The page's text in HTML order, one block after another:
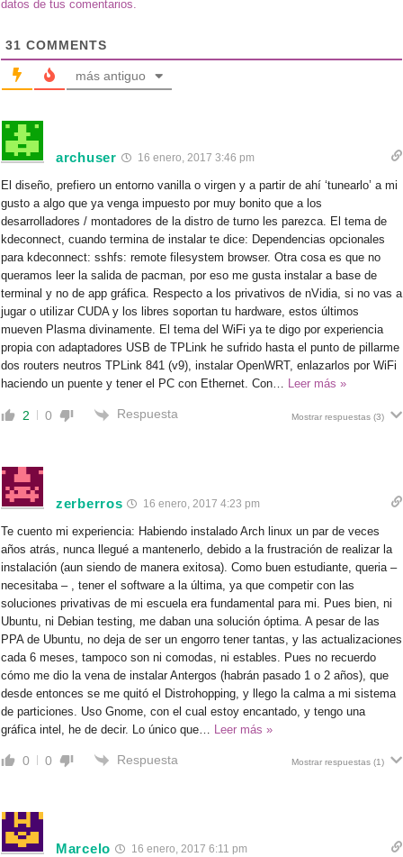
datos de tus comentarios.
31 COMMENTS
más antiguo
archuser 16 enero, 2017 3:46 pm
El diseño, prefiero un entorno vanilla o virgen y a partir de ahí ‘tunearlo’ a mi
gusto a algo que ya venga impuesto por muy bonito que a los
desarrolladores / montadores de la distro de turno les parezca. El tema de
kdeconnect, cuando termina de instalar te dice: Dependencias opcionales
para kdeconnect: sshfs: remote filesystem browser. Otra cosa es que no
queramos leer la salida de pacman, por eso me gusta instalar a base de
terminal y no de app gráfica. Respecto a los privativos de nVidia, si no vas a
jugar o utilizar CUDA y los libres soportan tu hardware, estos últimos
mueven Plasma divinamente. El tema del WiFi ya te digo por experiencia
propia con adaptadores USB de TPLink he sufrido hasta el punto de pillarme
dos routers neutros TPLink 841 (v9), instalar OpenWRT, enlazarlos por WiFi
haciendo un puente y tener el PC con Ethernet. Con… Leer más »
2 0 Respuesta Mostrar respuestas (3)
zerberros 16 enero, 2017 4:23 pm
Te cuento mi experiencia: Habiendo instalado Arch linux un par de veces
años atrás, nunca llegué a mantenerlo, debido a la frustración de realizar la
instalación (aun siendo de manera exitosa). Como buen estudiante, queria –
necesitaba – , tener el software a la última, ya que competir con las
soluciones privativas de mi escuela era fundamental para mi. Pues bien, ni
Ubuntu, ni Debian testing, me daban una solución óptima. A pesar de las
PPA de Ubuntu, no deja de ser un engorro tener tantas, y las actualizaciones
cada 6 meses, tampoco son ni comodas, ni estables. Pues no recuerdo
cómo me dio la vena de instalar Antergos (habrán pasado 1 o 2 años), que
desde entonces se me quitó el Distrohopping, y llego la calma a mi sistema
de particiones. Uso Gnome, con el cual estoy encantado, y tengo una
gráfica intel, he de decir. Lo único que
Leer más »
0 0 Respuesta Mostrar respuestas (1)
Marcelo 16 enero, 2017 6:11 pm